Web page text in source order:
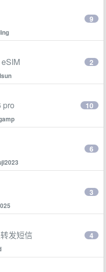
9
2
pro 10
6
3
发短信 4